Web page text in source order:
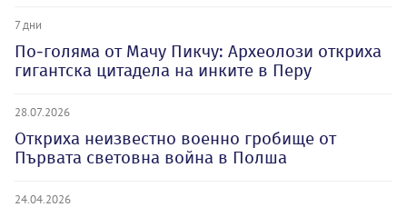
7 дни
По-голяма от Мачу Пикчу: Археолози откриха
гигантска цитадела на инките в Перу
28.07.2026
Откриха неизвестно военно гробище от
Първата световна война в Полша
24.04.2026